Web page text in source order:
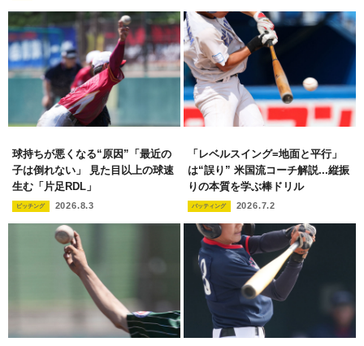
球持ちが悪くなる“原因”「最近の
子は倒れない」 見た目以上の球速
生む「片足RDL」
ピッチング 2026.8.3
「レベルスイング=地面と平行」
は“誤り” 米国流コーチ解説...縦振
りの本質を学ぶ棒ドリル
バッティング 2026.7.2